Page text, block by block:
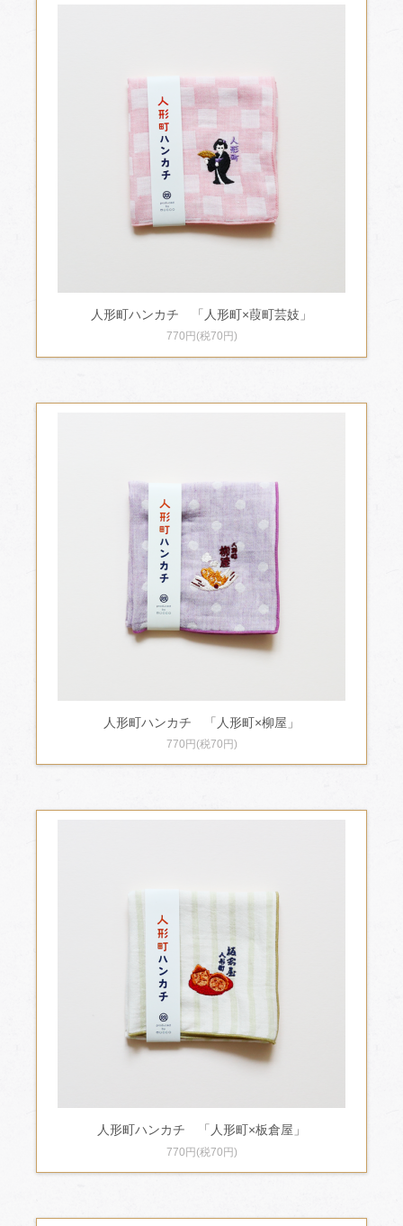
人形町ハンカチ 「人形町×葭町芸妓」
770円(税70円)
人形町ハンカチ 「人形町×柳屋」
770円(税70円)
人形町ハンカチ 「人形町×板倉屋」
770円(税70円)